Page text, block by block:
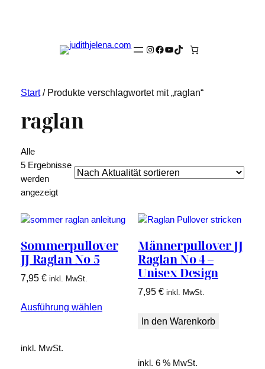
Instagram
Facebook
YouTube
TikTok
Start/ Produkte verschlagwortet mit „raglan“
raglan
Alle
5 Ergebnisse
werden
angezeigtNach
sortiert
Sommerpullover
JJ Raglan No 5
7,95 € inkl. MwSt.
Ausführung wählen
inkl. MwSt.
Männerpullover JJ
Raglan No 4 –
Unisex Design
7,95€ inkl. MwSt.
In den Warenkorb
inkl. 6 % MwSt.